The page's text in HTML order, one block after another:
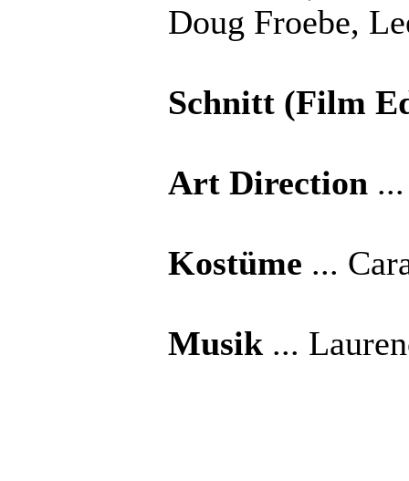
Doug Froebe,
Schnitt (Film
Art Direction
Kostüme ...
Musik ...